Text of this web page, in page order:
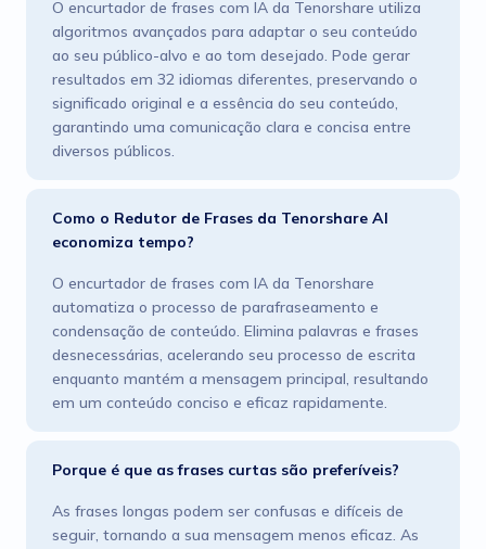
O encurtador de frases com IA da Tenorshare utiliza
algoritmos avançados para adaptar o seu conteúdo
ao seu público-alvo e ao tom desejado. Pode gerar
resultados em 32 idiomas diferentes, preservando o
significado original e a essência do seu conteúdo,
garantindo uma comunicação clara e concisa entre
diversos públicos.
Como o Redutor de Frases da Tenorshare AI
economiza tempo?
O encurtador de frases com IA da Tenorshare
automatiza o processo de parafraseamento e
condensação de conteúdo. Elimina palavras e frases
desnecessárias, acelerando seu processo de escrita
enquanto mantém a mensagem principal, resultando
em um conteúdo conciso e eficaz rapidamente.
Porque é que as frases curtas são preferíveis?
As frases longas podem ser confusas e difíceis de
seguir, tornando a sua mensagem menos eficaz. As